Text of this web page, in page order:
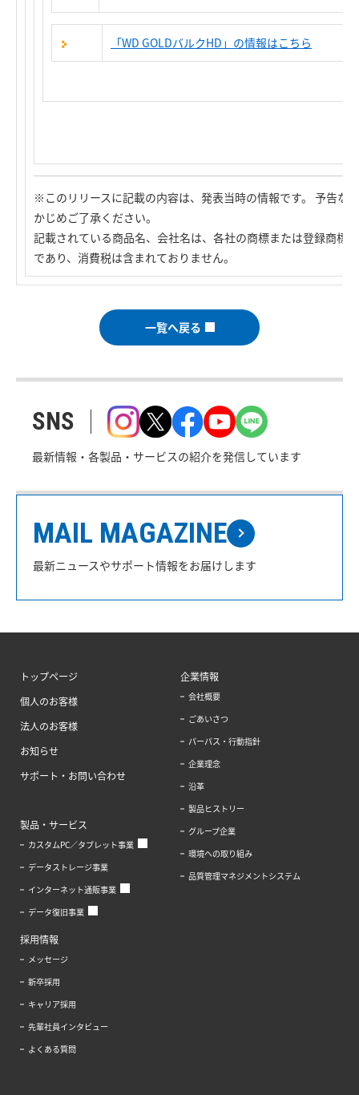
「WD GOLDバルクHD」の情報はこちら
※このリリースに記載の内容は、発表当時の情報です。 予告な
かじめご了承ください。
記載されている商品名、会社名は、各社の商標または登録商標
であり、消費税は含まれておりません。
一覧へ戻る
SNS
最新情報・各製品・サービスの紹介を発信しています
MAIL MAGAZINE
最新ニュースやサポート情報をお届けします
トップページ
個人のお客様
法人のお客様
お知らせ
サポート・お問い合わせ
製品・サービス
カスタムPC／タブレット事業
データストレージ事業
インターネット通販事業
データ復旧事業
企業情報
会社概要
ごあいさつ
パーパス・行動指針
企業理念
沿革
製品ヒストリー
グループ企業
環境への取り組み
品質管理マネジメントシステム
採用情報
メッセージ
新卒採用
キャリア採用
先輩社員インタビュー
よくある質問